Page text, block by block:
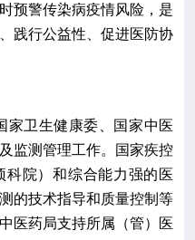
时预警传染病疫情风险 ， 是
践行公益性、促进医防协
家卫生健康委、国家中医
及 监测管理工作。国家疾控
科院）和综合能力强的医
的技术指导和质量控制等
医药局支持所属（管）医